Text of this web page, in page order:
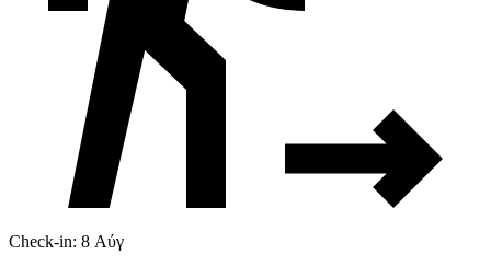
Check-in: 8 Αύγ